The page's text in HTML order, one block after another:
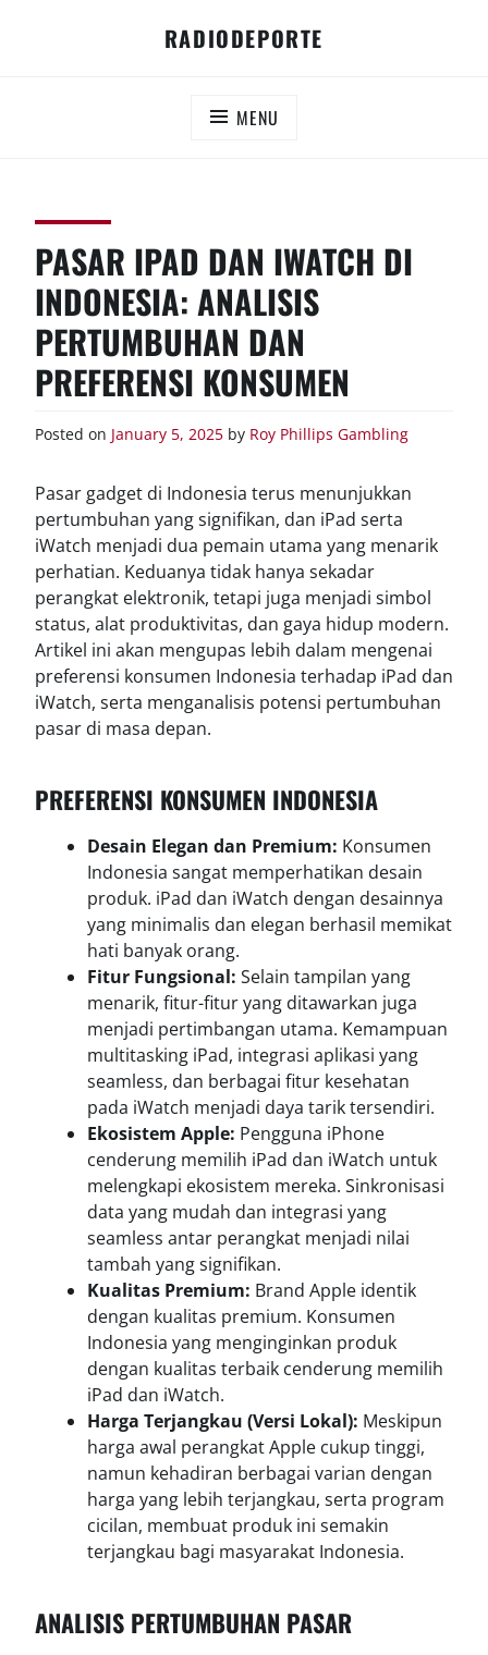
RADIODEPORTE
MENU
PASAR IPAD DAN IWATCH DI
INDONESIA: ANALISIS
PERTUMBUHAN DAN
PREFERENSI KONSUMEN
Posted on January 5, 2025 by Roy Phillips Gambling
Pasar gadget di Indonesia terus menunjukkan
pertumbuhan yang signifikan, dan iPad serta
iWatch menjadi dua pemain utama yang menarik
perhatian. Keduanya tidak hanya sekadar
perangkat elektronik, tetapi juga menjadi simbol
status, alat produktivitas, dan gaya hidup modern.
Artikel ini akan mengupas lebih dalam mengenai
preferensi konsumen Indonesia terhadap iPad dan
iWatch, serta menganalisis potensi pertumbuhan
pasar di masa depan.
PREFERENSI KONSUMEN INDONESIA
Desain Elegan dan Premium: Konsumen
Indonesia sangat memperhatikan desain
produk. iPad dan iWatch dengan desainnya
yang minimalis dan elegan berhasil memikat
hati banyak orang.
Fitur Fungsional: Selain tampilan yang
menarik, fitur-fitur yang ditawarkan juga
menjadi pertimbangan utama. Kemampuan
multitasking iPad, integrasi aplikasi yang
seamless, dan berbagai fitur kesehatan
pada iWatch menjadi daya tarik tersendiri.
Ekosistem Apple: Pengguna iPhone
cenderung memilih iPad dan iWatch untuk
melengkapi ekosistem mereka. Sinkronisasi
data yang mudah dan integrasi yang
seamless antar perangkat menjadi nilai
tambah yang signifikan.
Kualitas Premium: Brand Apple identik
dengan kualitas premium. Konsumen
Indonesia yang menginginkan produk
dengan kualitas terbaik cenderung memilih
iPad dan iWatch.
Harga Terjangkau (Versi Lokal): Meskipun
harga awal perangkat Apple cukup tinggi,
namun kehadiran berbagai varian dengan
harga yang lebih terjangkau, serta program
cicilan, membuat produk ini semakin
terjangkau bagi masyarakat Indonesia.
ANALISIS PERTUMBUHAN PASAR